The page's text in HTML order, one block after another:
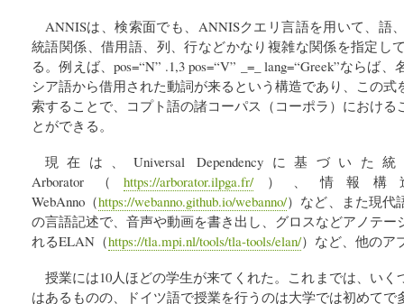
ANNISは、検索面でも、ANNISクエリ言語を用いて、語
統語関係、借用語、列、行などかなり複雑な関係を指定し
る。例えば、pos=“N” .1,3 pos=“V” _=_ lang=“Greek”ならば
シア語から借用された動詞が来るという構造であり、この
索することで、コプト語の諸コーパス（コーポラ）における
とができる。
現在は、Universal Dependencyに基づい
Arborator（ https://arborator.ilpga.fr/）、情報構
WebAnno（https://webanno.github.io/webanno/）など、また現代
の言語記述で、音声や動画を書き出し、グロスなどアノテー
れるELAN（https://tla.mpi.nl/tools/tla-tools/elan/）など、他のア
授業には10人ほどの学生が来てくれた。これまでは、い
はあるものの、ドイツ語で授業を行うのは大学では初めて